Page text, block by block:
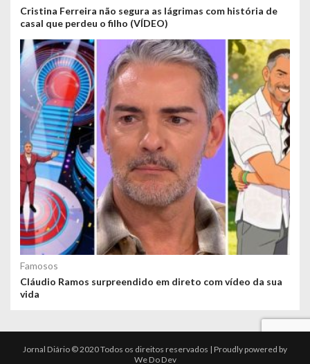
Cristina Ferreira não segura as lágrimas com história de
casal que perdeu o filho (VÍDEO)
Famosos
Cláudio Ramos surpreendido em direto com vídeo da sua
vida
Jornal Diário © 2020 Todos os direitos reservados | Proudly powered by
We Do Dev